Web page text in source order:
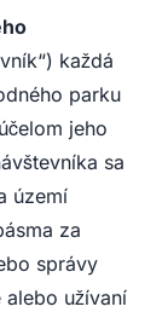
každá
parku
jeho
sa
území
za
správy
alebo užívaní